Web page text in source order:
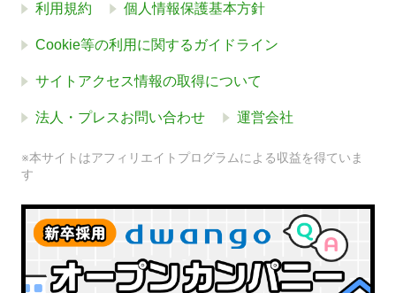
利用規約 個人情報保護基本方針
Cookie等の利用に関するガイドライン
サイトアクセス情報の取得について
法人・プレスお問い合わせ 運営会社
※本サイトはアフィリエイトプログラムによる収益を得ていま
す